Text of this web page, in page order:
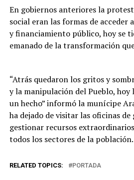
En gobiernos anteriores la
social eran las formas de acceder
y financiamiento público, hoy se
emanado de la transformación
“Atrás quedaron los gritos y
y la manipulación del Pueblo,
un hecho” informó la munícipe
ha dejado de visitar las oficinas
gestionar recursos
todos los sectores de la población.
RELATED TOPICS: PORTADA